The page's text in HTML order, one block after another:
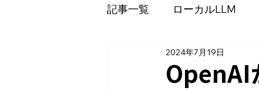
記事一覧 ローカルLLM
ナレッジマネジメント
OpenAI
2024年7月19日